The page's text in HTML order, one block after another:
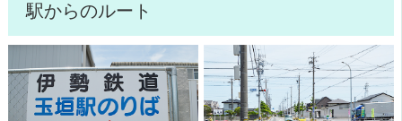
駅からのルート